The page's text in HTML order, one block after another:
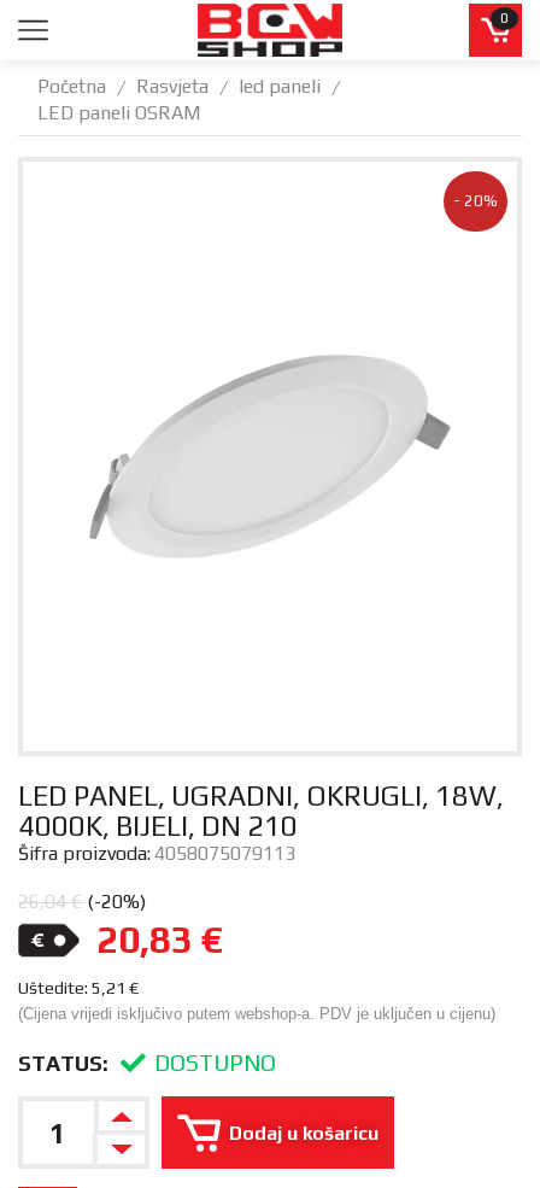
0
Početna / Rasvjeta / led paneli /
LED paneli OSRAM
- 20%
LED PANEL, UGRADNI, OKRUGLI, 18W,
4000K, BIJELI, DN 210
Šifra proizvoda:4058075079113
26,04€ (-20%)
20,83 €
Uštedite: 5,21 €
(Cijena vrijedi isključivo putem webshop-a. PDV je uključen u cijenu)
STATUS: DOSTUPNO
Dodaj u košaricu